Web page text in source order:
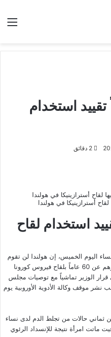
استخدام
أسترازينيكا في هولندا
استخدام لقاح
اليوم الخميس، إن هولندا لن تقوم
بعد الآن بتلقيح الأشخاص الذين تقل أعمارهم عن 60 عاماً بلقاح فيروس كورونا
قرار الوزير تماشياً مع توصيات مجلس
موقف وكالة الأدوية الأوروبية يوم
ثماني حالات من تجلط الدم لدى نساء
ماتت امرأة نتيجة للإنسداد الرئوي